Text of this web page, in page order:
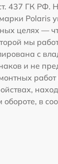
437 ГК РФ.
Polaris
целях —
мы
с
и не
в